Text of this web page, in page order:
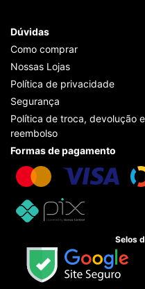
Dúvidas
Como comprar
Nossas Lojas
Política de privacidade
Segurança
Política de troca, devolução e
reembolso
Formas de pagamento
Selos